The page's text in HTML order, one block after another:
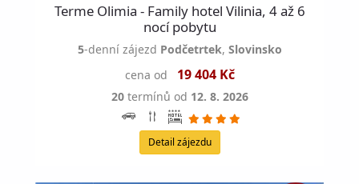
Terme Olimia - Family hotel Vilinia, 4 až 6
nocí pobytu
5-denní zájezd Podčetrtek, Slovinsko
cena od
19 404 Kč
20termínů od 12. 8. 2026
Detail zájezdu